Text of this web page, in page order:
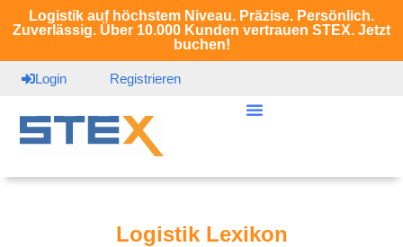
Logistik auf höchstem Niveau. Präzise. Persönlich.
Zuverlässig. Über 10.000 Kunden vertrauen STEX. Jetzt
buchen!
Login Registrieren
Logistik Lexikon